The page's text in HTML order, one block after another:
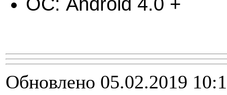
Обновлено 05.02.2019